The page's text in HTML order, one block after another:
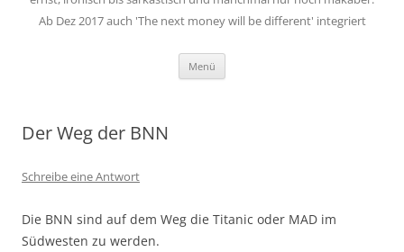
Ab Dez 2017 auch 'The next money will be different' integriert
Menü
Der Weg der BNN
Schreibe eine Antwort
Die BNN sind auf dem Weg die Titanic oder MAD im
Südwesten zu werden.